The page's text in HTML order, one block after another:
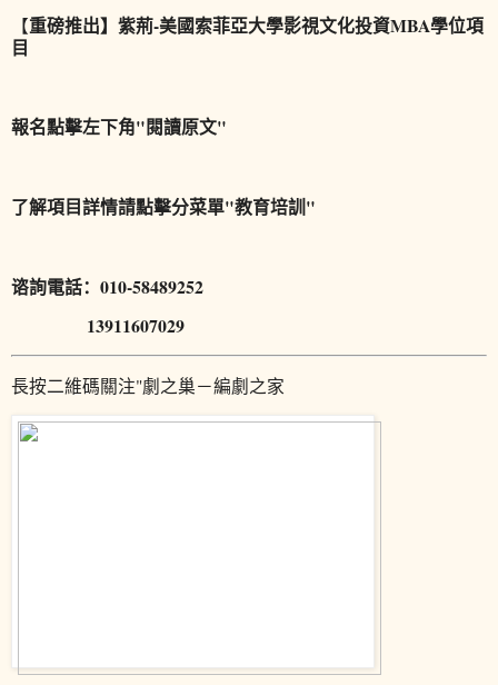
【重磅推出】 紫荊-美國索菲亞大學影視文化投資MBA學位項
目
報名點擊左下角"閱讀原文"
了解項目詳情請點擊分菜單"教育培訓"
谘詢電話：010-58489252
13911607029
長按二維碼關注"劇之巢－編劇之家